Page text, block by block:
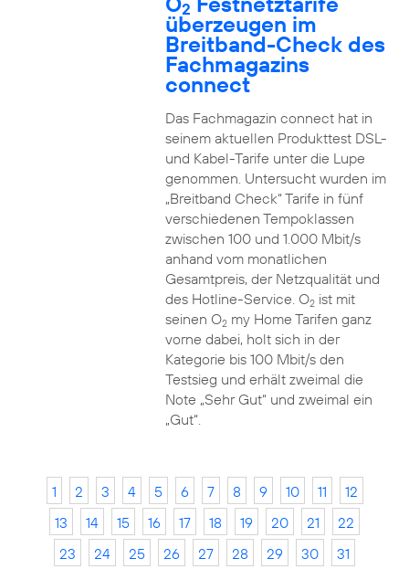
2
überzeugen im
Breitband-Check des
Fachmagazins
connect
Das Fachmagazin connect hat in
seinem aktuellen Produkttest DSL-
und Kabel-Tarife unter die Lupe
genommen. Untersucht wurden im
„Breitband Check“ Tarife in fünf
verschiedenen Tempoklassen
zwischen 100 und 1.000 Mbit/s
anhand vom monatlichen
Gesamtpreis, der Netzqualität und
des Hotline-Service. O2ist mit
seinen O2my Home Tarifen ganz
vorne dabei, holt sich in der
Kategorie bis 100 Mbit/s den
Testsieg und erhält zweimal die
Note „Sehr Gut“ und zweimal ein
„Gut“.
1 2 3 4 5 6 7 8 9 10 11
12
13
14 15 16 17 18 19 20 21
22
23
24 25 26 27 28 29 30
31